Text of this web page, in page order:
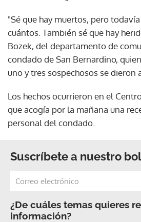
"Sé que hay muertos, pero
cuántos. También sé que hay
Bozek, del departamento de
condado de San Bernardino,
uno y tres sospechosos se dieron
Los hechos ocurrieron en el
que acogía por la mañana una
personal del condado.
Suscríbete a nuestro
¿De cuáles temas quieres
información?